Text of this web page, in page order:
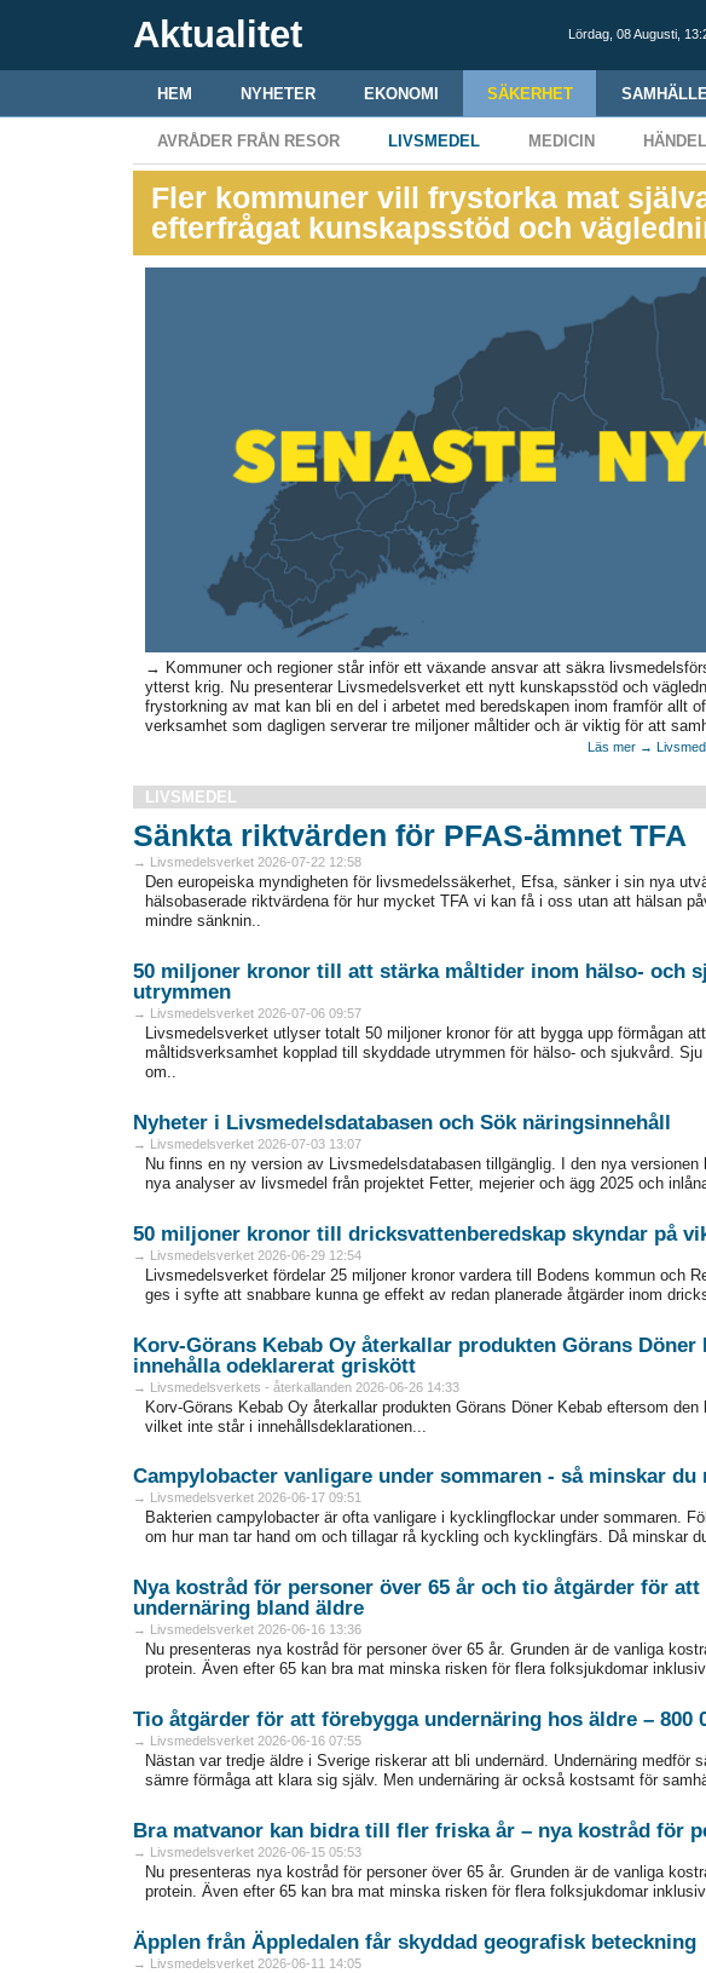
Aktualitet Lördag, 08 Augusti,
HEM NYHETER EKONOMI SÄKERHET
AVRÅDER FRÅN RESOR LIVSMEDEL MEDICIN
Fler kommuner vill frystorka mat
efterfrågat kunskapsstöd och
→ Kommuner och regioner står inför ett växande ansvar att säkra
ytterst krig. Nu presenterar Livsmedelsverket ett nytt kunskapsstöd och
frystorkning av mat kan bli en del i arbetet med beredskapen inom framför allt
verksamhet som dagligen serverar tre miljoner måltider och är viktig för att
Läs mer →
LIVSMEDEL
Sänkta riktvärden för PFAS-ämnet TFA
→ Livsmedelsverket 2026-07-22 12:58
Den europeiska myndigheten för livsmedelssäkerhet, Efsa, sänker i sin nya
hälsobaserade riktvärdena för hur mycket TFA vi kan få i oss utan att hälsan
mindre sänknin..
50 miljoner kronor till att stärka måltider inom hälso- och
utrymmen
→ Livsmedelsverket 2026-07-06 09:57
Livsmedelsverket utlyser totalt 50 miljoner kronor för att bygga upp förmågan
måltidsverksamhet kopplad till skyddade utrymmen för hälso- och sjukvård. Sju
om..
Nyheter i Livsmedelsdatabasen och Sök näringsinnehåll
→ Livsmedelsverket 2026-07-03 13:07
Nu finns en ny version av Livsmedelsdatabasen tillgänglig. I den nya versionen
nya analyser av livsmedel från projektet Fetter, mejerier och ägg 2025 och
50 miljoner kronor till dricksvattenberedskap skyndar på
→ Livsmedelsverket 2026-06-29 12:54
Livsmedelsverket fördelar 25 miljoner kronor vardera till Bodens kommun och
ges i syfte att snabbare kunna ge effekt av redan planerade åtgärder inom
Korv-Görans Kebab Oy återkallar produkten Görans Döner
innehålla odeklarerat griskött
→ Livsmedelsverkets - återkallanden 2026-06-26 14:33
Korv-Görans Kebab Oy återkallar produkten Görans Döner Kebab eftersom
vilket inte står i innehållsdeklarationen...
Campylobacter vanligare under sommaren - så minskar
→ Livsmedelsverket 2026-06-17 09:51
Bakterien campylobacter är ofta vanligare i kycklingflockar under sommaren.
om hur man tar hand om och tillagar rå kyckling och kycklingfärs. Då minskar
Nya kostråd för personer över 65 år och tio åtgärder för att
undernäring bland äldre
→ Livsmedelsverket 2026-06-16 13:36
Nu presenteras nya kostråd för personer över 65 år. Grunden är de vanliga
protein. Även efter 65 kan bra mat minska risken för flera folksjukdomar
Tio åtgärder för att förebygga undernäring hos äldre – 800
→ Livsmedelsverket 2026-06-16 07:55
Nästan var tredje äldre i Sverige riskerar att bli undernärd. Undernäring medför
sämre förmåga att klara sig själv. Men undernäring är också kostsamt för
Bra matvanor kan bidra till fler friska år – nya kostråd för
→ Livsmedelsverket 2026-06-15 05:53
Nu presenteras nya kostråd för personer över 65 år. Grunden är de vanliga
protein. Även efter 65 kan bra mat minska risken för flera folksjukdomar
Äpplen från Äppledalen får skyddad geografisk beteckning
→ Livsmedelsverket 2026-06-11 14:05